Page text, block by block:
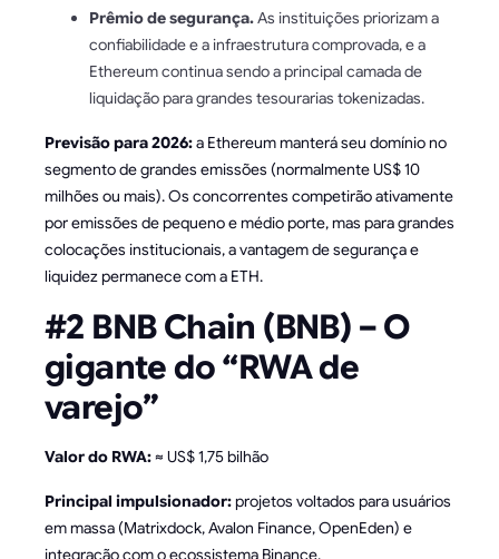
Prêmio de segurança.As instituições priorizam a
confiabilidade e a infraestrutura comprovada, e a
Ethereum continua sendo a principal camada de
liquidação para grandes tesourarias tokenizadas.
Previsão para 2026:a Ethereum manterá seu domínio no
segmento de grandes emissões (normalmente US$ 10
milhões ou mais). Os concorrentes competirão ativamente
por emissões de pequeno e médio porte, mas para grandes
colocações institucionais, a vantagem de segurança e
liquidez permanece com a ETH.
#2 BNB Chain (BNB) – O
gigante do “RWA de
varejo”
Valor do RWA:≈ US$ 1,75 bilhão
Principal impulsionador:projetos voltados para usuários
em massa (Matrixdock, Avalon Finance, OpenEden) e
integração com o ecossistema Binance.